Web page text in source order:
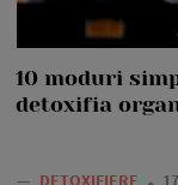
10 moduri
detoxifia
— DETOXIFIERE